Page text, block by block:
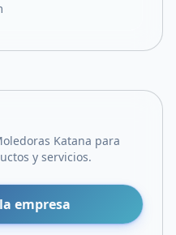
Katana para
y servicios.
empresa